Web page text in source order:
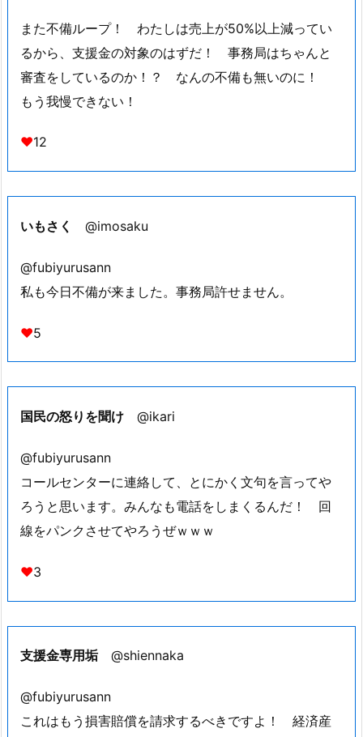
また不備ループ！ わたしは売上が50%以上減ってい
るから、支援金の対象のはずだ！ 事務局はちゃんと
審査をしているのか！？ なんの不備も無いのに！
もう我慢できない！
♥12
いもさく @imosaku
@fubiyurusann
私も今日不備が来ました。事務局許せません。
♥5
国民の怒りを聞け @ikari
@fubiyurusann
コールセンターに連絡して、とにかく文句を言ってや
ろうと思います。みんなも電話をしまくるんだ！ 回
線をパンクさせてやろうぜｗｗｗ
♥3
支援金専用垢 @shiennaka
@fubiyurusann
これはもう損害賠償を請求するべきですよ！ 経済産